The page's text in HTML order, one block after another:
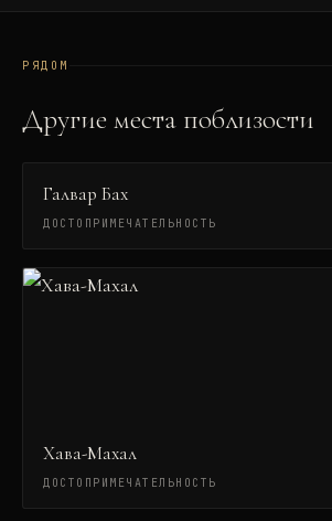
РЯДОМ
Другие места поблизости
Галвар Бах
ДОСТОПРИМЕЧАТЕЛЬНОСТЬ
Хава-Махал
ДОСТОПРИМЕЧАТЕЛЬНОСТЬ